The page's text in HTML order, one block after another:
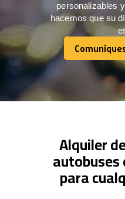
personalizables
hacemos que su
Alquiler
para